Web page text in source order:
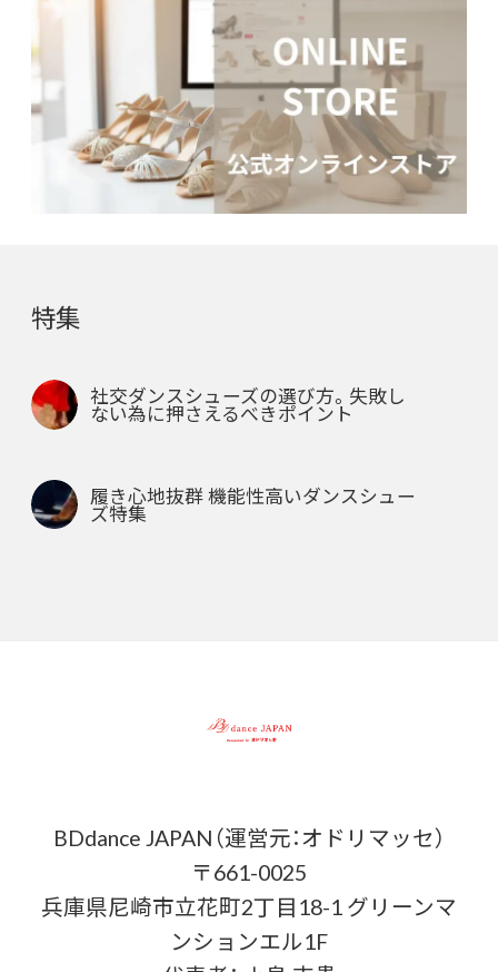
特集
社交ダンスシューズの選び方。失敗し
ない為に押さえるべきポイント
履き心地抜群 機能性高いダンスシュー
ズ特集
BDdance JAPAN（運営元：オドリマッセ）
〒661-0025
兵庫県尼崎市立花町2丁目18-1 グリーンマ
ンションエル1F